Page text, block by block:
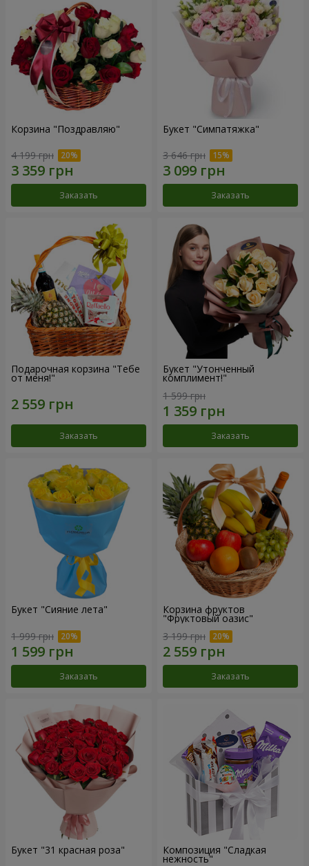
Корзина "Поздравляю"
4 199 грн
Заказать
Букет "Симпатяжка"
3 646 грн
Заказать
Подарочная корзина "Тебе
от меня!"
Заказать
Букет "Утонченный
комплимент!"
1 599 грн
Заказать
Букет "Сияние лета"
1 999 грн
Заказать
Корзина фруктов
"Фруктовый оазис"
3 199 грн
Заказать
Букет "31 красная роза" Композиция "Сладкая
нежность"